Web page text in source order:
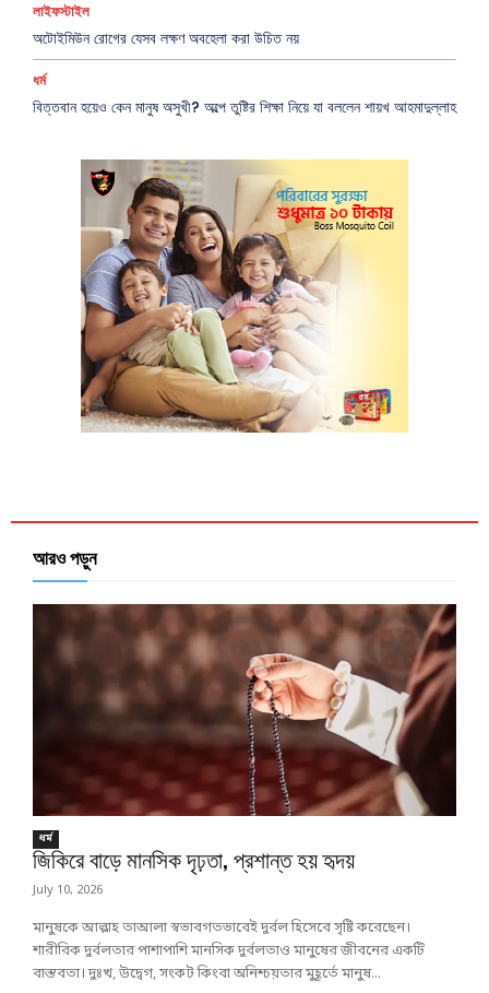
লাইফস্টাইল
অটোইমিউন রোগের যেসব লক্ষণ অবহেলা করা উচিত নয়
ধর্ম
বিত্তবান হয়েও কেন মানুষ অসুখী? অল্পে তুষ্টির শিক্ষা নিয়ে যা বললেন শায়খ আহমাদুল্লাহ
আরও পড়ুন
ধর্ম
জিকিরে বাড়ে মানসিক দৃঢ়তা, প্রশান্ত হয় হৃদয়
July 10, 2026
মানুষকে আল্লাহ তাআলা স্বভাবগতভাবেই দুর্বল হিসেবে সৃষ্টি করেছেন।
শারীরিক দুর্বলতার পাশাপাশি মানসিক দুর্বলতাও মানুষের জীবনের একটি
বাস্তবতা। দুঃখ, উদ্বেগ, সংকট কিংবা অনিশ্চয়তার মুহূর্তে মানুষ...